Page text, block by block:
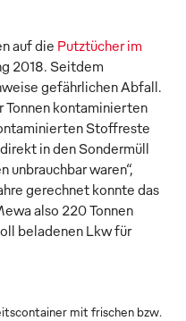
auf die Putztücher im
2018. Seitdem
gefährlichen Abfall.
Tonnen kontaminierten
Stoffreste
in den Sondermüll
unbrauchbar waren“,
gerechnet konnte das
also 220 Tonnen
beladenen Lkw für
mit frischen bzw.